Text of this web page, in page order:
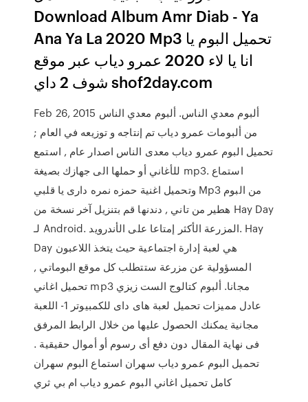
Download Album Amr Diab - Ya
Ana Ya La 2020 Mp3 تحميل البوم يا
انا يا لاء 2020 عمرو دياب عبر موقع
شوف 2 داي shof2day.com
Feb 26, 2015 ألبوم معدي الناس. ألبوم معدي الناس
من ألبومات عمرو دياب تم إنتاجه و توزيعه في العام ;
تحميل البوم عمرو دياب معدى الناس اصدار عام , استمع
للأغاني أو حملها الى جهازك بصيغة mp3. استماع
وتحميل اغنية حمزه نمره دارى يا قلبي Mp3 من البوم
هطير من تاني , دندنها قم بتنزيل آخر نسخة من Hay Day
لـ Android. المزرعة الأكثر إمتاعا على الأندرويد. Hay
Day هي لعبة إدارة اجتماعية حيث يتخذ اللاعبون
المسؤولية عن مزرعة ستتطلب كل موقع البوماتي ,
تحميل اغاني mp3 مجانا. ألبوم كتالوج الست زيزي
عادل مميزات تحميل لعبة هاى داى للكمبيوتر 1- اللعبة
مجانية يمكنك الحصول عليها من خلال الرابط المرفق
فى نهاية المقال دون دفع أى رسوم أو أموال حقيقية .
تحميل البوم عمرو دياب سهران استماع البوم سهران
كامل تحميل اغاني البوم عمرو دياب ام بي ثري